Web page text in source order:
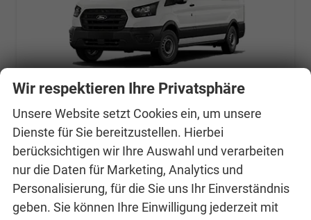
Ford Transit
Trend Kasten 350 L3 H2 (Trend) 2.0 TDCi 96kW (131 PS) 6-Gang Schaltgetriebe
unverbindliche Lieferzeit:
Fahrzeugnr. 24995035 GetriebeSchaltgetriebe
Kraftstoff Diesel Außenfarbe
Weiß, Frost-Weiß (PN3GZ0)
Wir respektieren Ihre Privatsphäre
Unsere Website setzt Cookies ein, um unsere
Dienste für Sie bereitzustellen. Hierbei
berücksichtigen wir Ihre Auswahl und verarbeiten
nur die Daten für Marketing, Analytics und
Personalisierung, für die Sie uns Ihr Einverständnis
geben. Sie können Ihre Einwilligung jederzeit mit